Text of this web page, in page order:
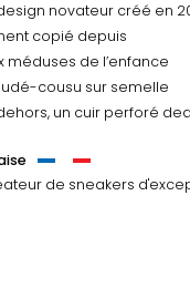
novateur créé en
copié depuis
méduses de l’enfance
cousu sur semelle
un cuir perforé
de sneakers